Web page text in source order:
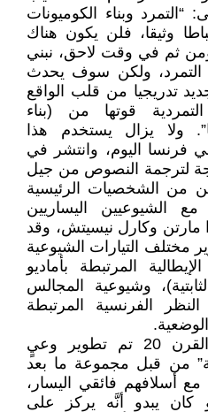
وبناء الكوميونات
وثيقا، فلن يكون هناك
ثم في وقت لاحق، نبني
التمرد، ولكن سوف يحدث
تدريجيا من قلب الواقع
قوتها من (بناء
ولا يزال يستخدم هذا
فرنسا اليوم، وانتشر في
لترجمة النصوص من جيل
من الشخصيات الرئيسية
مع الشيوعيين اليساريين
مارتن وكارل نيسيتش، وقد
مختلف التيارات الشيوعية
المرتبطة بأماديو
وشيوعية المجالس
النظر الفرنسية المرتبطة
في أواخر تسعينيات من القرن 20 تم تطوير وعيٍ
من قبل مجموعة ما بعد
مع أسلافهم فائقي اليسار،
يبدو أنَّه يركز على